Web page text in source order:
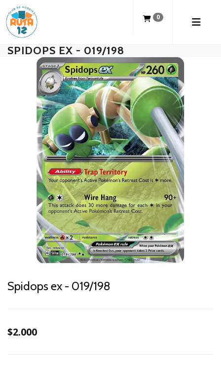
0
SPIDOPS EX - 019/198
Spidops ex - 019/198
$2.000